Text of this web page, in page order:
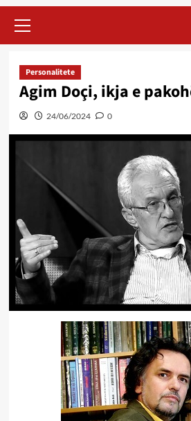
Menu
Personalitete
Agim Doçi, ikja e
24/06/2024 0